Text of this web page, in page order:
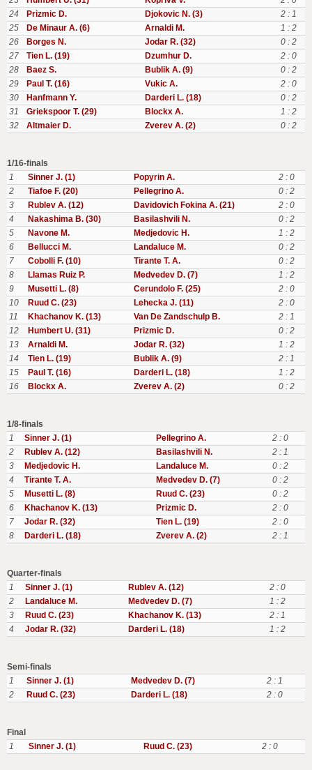
24
Prizmic D. Djokovic N. (3)
2 : 1
25
De Minaur A. (6) Arnaldi M.
1 : 2
26
Borges N. Jodar R. (32)
0 : 2
27
Tien L. (19) Dzumhur D.
2 : 0
28
Baez S. Bublik A. (9)
0 : 2
29
Paul T. (16) Vukic A.
2 : 0
30
Hanfmann Y. Darderi L. (18)
0 : 2
31
Griekspoor T. (29) Blockx A.
1 : 2
32
Altmaier D. Zverev A. (2) 0 : 2
1/16-finals
1
Sinner J. (1) Popyrin A.
2 : 0
2
Tiafoe F. (20) Pellegrino A.
0 : 2
3
Rublev A. (12) Davidovich Fokina A. (21)
2 : 0
4
Nakashima B. (30) Basilashvili N.
0 : 2
5
Navone M. Medjedovic H.
1 : 2
6
Bellucci M. Landaluce M.
0 : 2
7
Cobolli F. (10) Tirante T. A.
0 : 2
8
Llamas Ruiz P. Medvedev D. (7)
1 : 2
9
Musetti L. (8) Cerundolo F. (25)
2 : 0
10
Ruud C. (23) Lehecka J. (11)
2 : 0
11
Khachanov K. (13) Van De Zandschulp B.
2 : 1
12
Humbert U. (31) Prizmic D.
0 : 2
13
Arnaldi M. Jodar R. (32)
1 : 2
14
Tien L. (19) Bublik A. (9)
2 : 1
15
Paul T. (16) Darderi L. (18)
1 : 2
16
Blockx A. Zverev A. (2) 0 : 2
1/8-finals
1
Sinner J. (1) Pellegrino A.
2 : 0
2
Rublev A. (12) Basilashvili N.
2 : 1
3
Medjedovic H. Landaluce M.
0 : 2
4
Tirante T. A. Medvedev D. (7)
0 : 2
5
Musetti L. (8) Ruud C. (23)
0 : 2
6
Khachanov K. (13) Prizmic D.
2 : 0
7
Jodar R. (32) Tien L. (19)
2 : 0
8
Darderi L. (18) Zverev A. (2) 2 : 1
Quarter-finals
1
Sinner J. (1) Rublev A. (12)
2 : 0
2
Landaluce M. Medvedev D. (7)
1 : 2
3
Ruud C. (23) Khachanov K. (13)
2 : 1
4
Jodar R. (32) Darderi L. (18) 1 : 2
Semi-finals
1
Sinner J. (1) Medvedev D. (7)
2 : 1
2
Ruud C. (23) Darderi L. (18) 2 : 0
Final
1
Sinner J. (1) Ruud C. (23) 2 : 0